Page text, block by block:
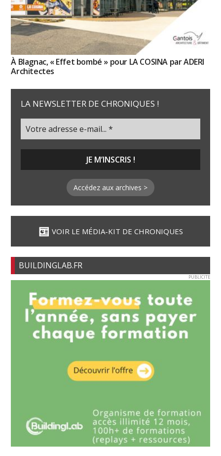
À Blagnac, « Effet bombé » pour LA COSINA par ADERI
Architectes
LA NEWSLETTER DE CHRONIQUES !
Accédez aux archives >
VOIR LE MÉDIA-KIT DE CHRONIQUES
BUILDINGLAB.FR
PUBLICITE